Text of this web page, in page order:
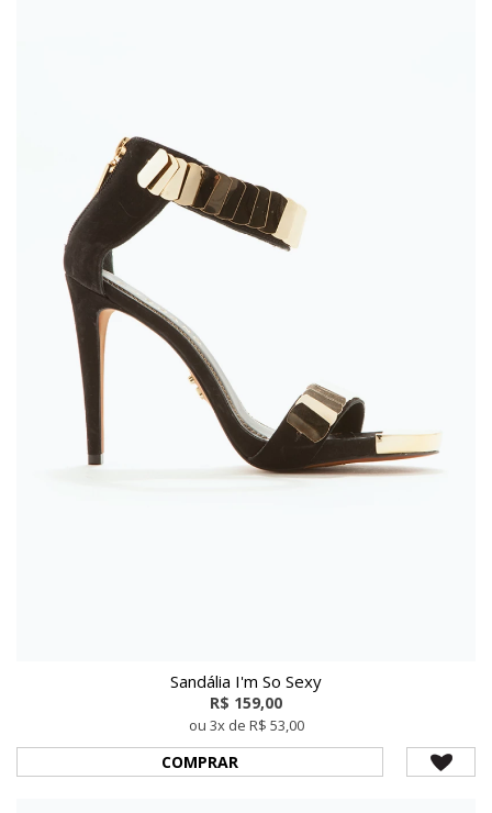
Sandália I'm So Sexy
R$ 159,00
ou 3x de R$ 53,00
COMPRAR